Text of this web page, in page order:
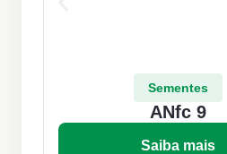
Sementes
ANfc 9
Saiba mais